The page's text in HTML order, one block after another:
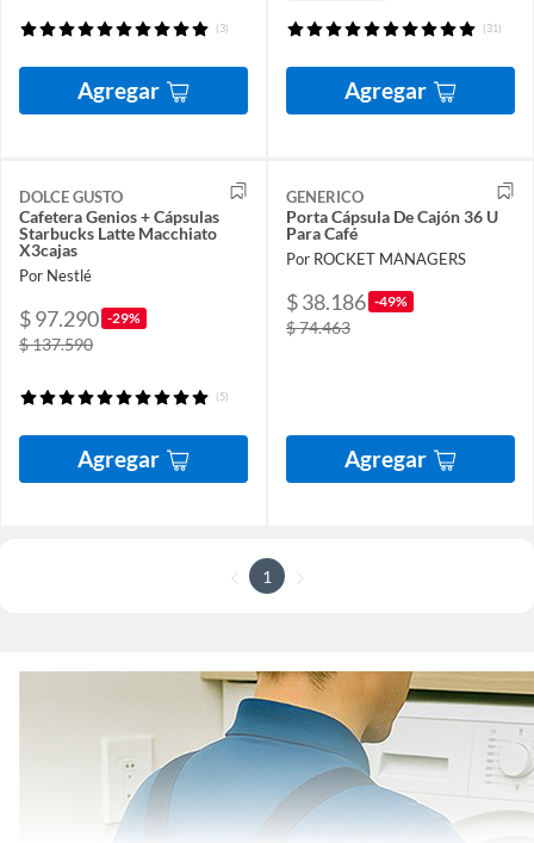
(3)
Agregar
(31)
Agregar
DOLCE GUSTO
Cafetera Genios + Cápsulas
Starbucks Latte Macchiato
X3cajas
Por Nestlé
$ 97.290 -29%
$ 137.590
(5)
Agregar
GENERICO
Porta Cápsula De Cajón 36 U
Para Café
Por ROCKET MANAGERS
$ 38.186 -49%
$ 74.463
Agregar
1